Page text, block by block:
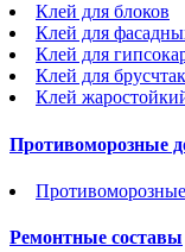
Клей для блоков
Клей для
Клей для
Клей для
Клей
Противоморозные
Ремонтные составы